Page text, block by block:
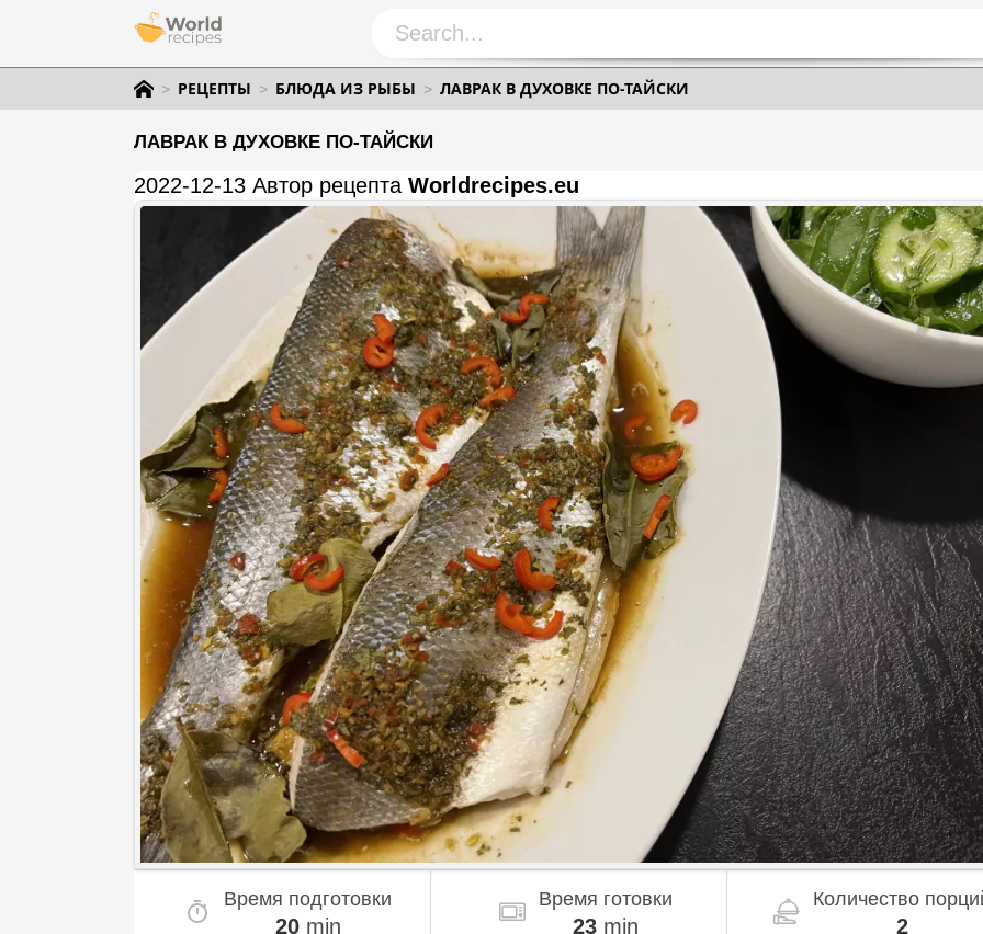
РЕЦЕПТЫ БЛЮДА ИЗ РЫБЫ ЛАВРАК В ДУХОВКЕ ПО-ТАЙСКИ
ЛАВРАК В ДУХОВКЕ ПО-ТАЙСКИ
2022-12-13 Автор рецепта Worldrecipes.eu
Время подготовки
20min
Время готовки
23min
Количество
2